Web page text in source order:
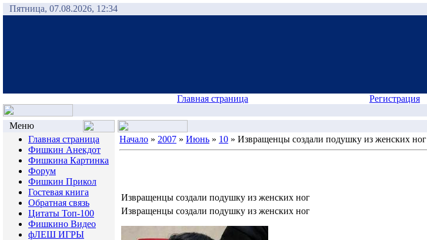
Пятница, 07.08.2026, 12:34
Главная страница Регистрация
Меню
Главная страница
Фишкин Анекдот
Фишкина Картинка
Форум
Фишкин Прикол
Гостевая книга
Обратная связь
Цитаты Топ-100
Фишкино Видео
фЛЕШ ИГРЫ
Начало » 2007 » Июнь » 10 » Извращенцы создали подушку из женских ног
Извращенцы создали подушку из женских ног
Извращенцы создали подушку из женских ног